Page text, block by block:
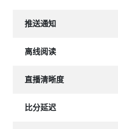
推送通知
离线阅读
直播清晰度
比分延迟